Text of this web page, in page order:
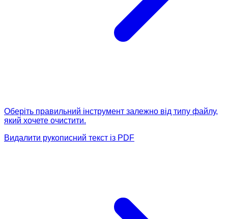
Оберіть правильний інструмент залежно від типу файлу,
який хочете очистити.
Видалити рукописний текст із PDF